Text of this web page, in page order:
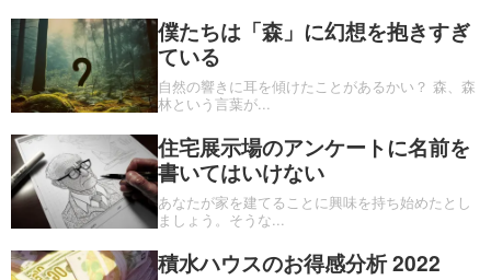
僕たちは「森」に幻想を抱きすぎ
ている
自然の響きに耳を傾けたことがあるかい？ 森、森
林という言葉が...
住宅展示場のアンケートに名前を
書いてはいけない
あなたが家を建てることに興味を持ち始めたとし
ましょう。そうな...
積水ハウスのお得感分析 2022